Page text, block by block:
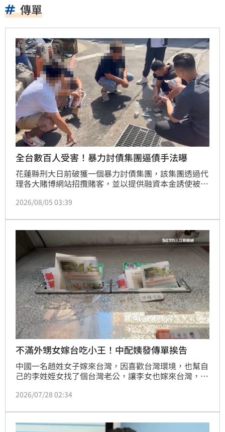
傳單
全台數百人受害！暴力討債集團逼債手法曝
花蓮縣刑大日前破獲一個暴力討債集團，該集團透過代
理各大賭博網站招攬賭客，並以提供融資本金誘使被害
書社群攬客，更以張貼海報、大聲公廣播等手段進行暴
王男及許男等7人並發動搜索，當場查扣現金52萬餘
元、手機及討債文宣等證物。該集團運作僅半年獲利逾
500萬元，惡行重大。目前全案已依違反組織犯罪防制
條例、洗錢防制法、賭博及恐嚇等罪嫌移送花蓮地檢署
偵辦，成功遏止不法氣焰，並持續追查未結之千萬賭債
流向。
2026/08/05 03:39
不滿外甥女嫁台吃小王！中配姨發傳單挨告
中國一名趙姓女子嫁來台灣，因喜歡台灣環境，也幫自
己的李姓姪女找了個台灣老公，讓李女也嫁來台灣，但
社區大樓發傳單，痛罵姪女「偷人無數」。法院審理
2026/07/28 02:34